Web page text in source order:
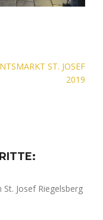
ST. JOSEF
2019
Josef Riegelsberg